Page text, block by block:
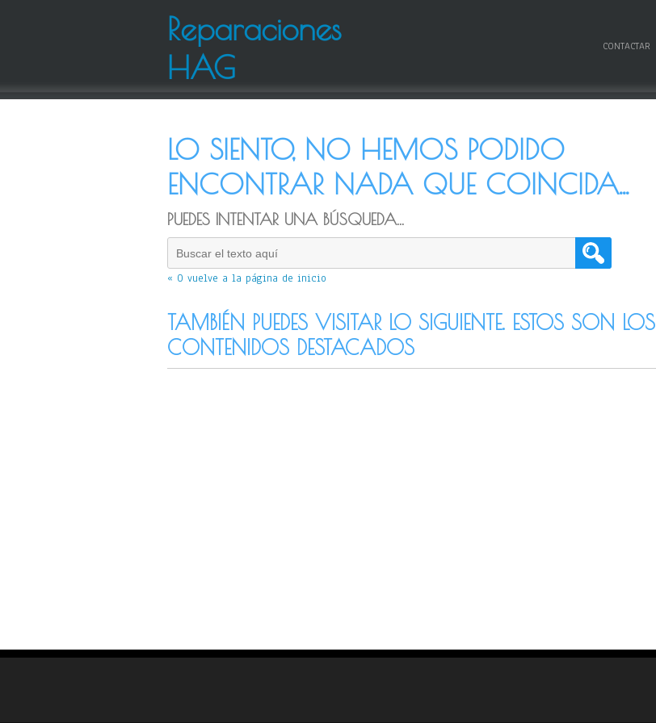
Reparaciones
HAG
CONTACTAR
LO SIENTO, NO HEMOS PODIDO
ENCONTRAR NADA QUE COINCIDA...
PUEDES INTENTAR UNA BÚSQUEDA...
« O vuelve a la página de inicio
TAMBIÉN PUEDES VISITAR LO SIGUIENTE. ESTOS SON LOS
CONTENIDOS DESTACADOS